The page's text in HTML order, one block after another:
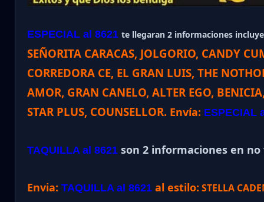
ESPECIAL al 8621 te llegaran 2 informaciones
SEÑORITA CARACAS, JOLGORIO, CANDY
CORREDORA CE, EL GRAN LUIS, THE
AMOR, GRAN CANELO, ALTER EGO,
STAR PLUS, COUNSELLOR. Envía: ESPECIAL
TAQUILLA al 8621 son 2 informaciones en no
Envia: TAQUILLA al 8621 al estilo: STELLA